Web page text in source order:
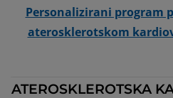
Personalizirani program
aterosklerotskom
ATEROSKLEROTSKA